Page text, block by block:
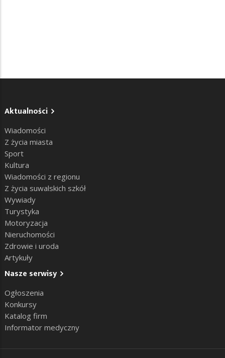
Aktualności
Wiadomości
Z życia miasta
Sport
Kultura
Wiadomości z regionu
Z życia suwalskich szkół
Wywiady
Turystyka
Motoryzacja
Nieruchomości
Zdrowie i uroda
Artykuły
Nasze serwisy
Ogłoszenia
Konkursy
Katalog firm
Informator medyczny